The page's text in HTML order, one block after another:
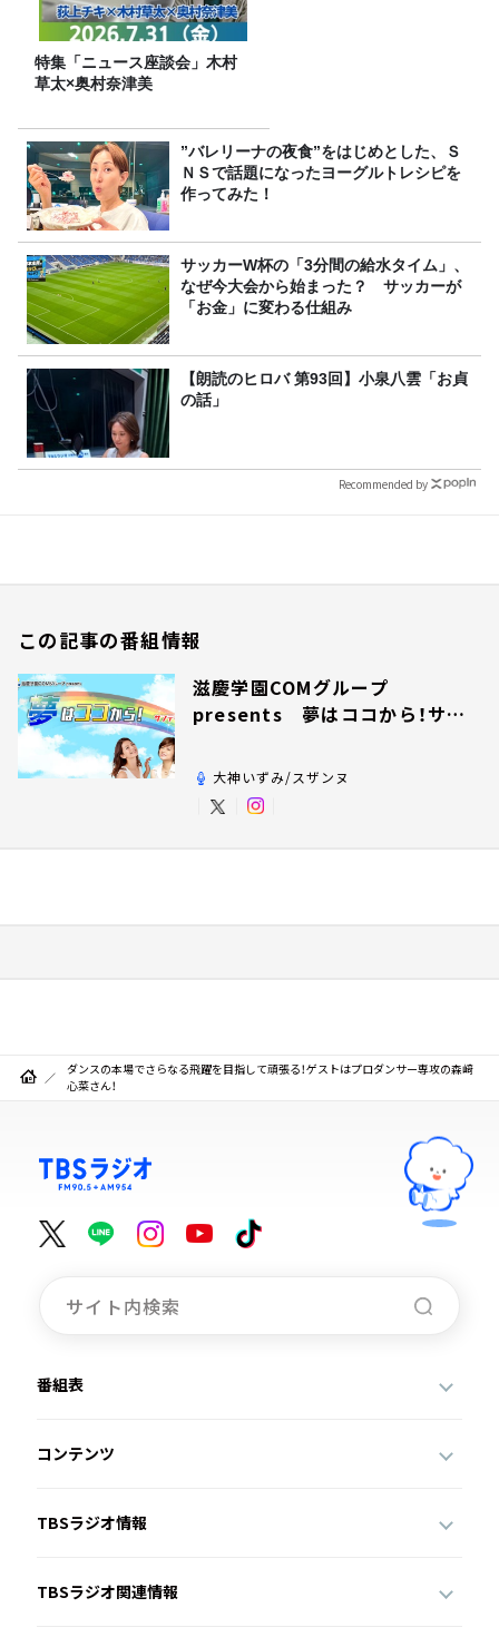
特集「ニュース座談会」木村
草太×奥村奈津美
”バレリーナの夜食”をはじめとした、Ｓ
ＮＳで話題になったヨーグルトレシピを
作ってみた！
サッカーW杯の「3分間の給水タイム」、
なぜ今大会から始まった？ サッカーが
「お金」に変わる仕組み
【朗読のヒロバ 第93回】小泉八雲「お貞
の話」
Recommended by
この記事の番組情報
滋慶学園COMグループ
presents 夢はココから！サン
大神いずみ/スザンヌ
ダンスの本場でさらなる飛躍を目指して頑張る！ゲストはプロダンサー専攻の森﨑
心菜さん！
番組表
コンテンツ
TBSラジオ情報
TBSラジオ関連情報